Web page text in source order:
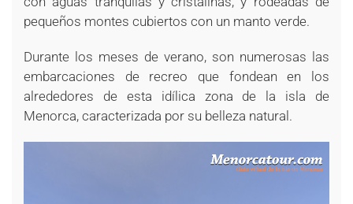
pequeños montes cubiertos con un manto verde.
Durante los meses de verano, son numerosas las
embarcaciones de recreo que fondean en los
alrededores de esta idílica zona de la isla de
Menorca, caracterizada por su belleza natural.